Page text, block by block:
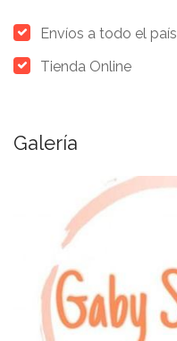
Envíos a todo el país
Tienda Online
Galería